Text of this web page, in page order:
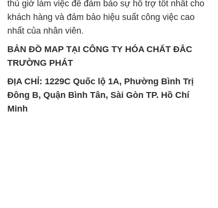
thủ giờ làm việc để đảm bảo sự hỗ trợ tốt nhất cho
khách hàng và đảm bảo hiệu suất công việc cao
nhất của nhân viên.
BẢN ĐỒ MAP TẠI CÔNG TY HÓA CHẤT ĐẮC
TRƯỜNG PHÁT
ĐỊA CHỈ: 1229C Quốc lộ 1A, Phường Bình Trị
Đông B, Quận Bình Tân, Sài Gòn TP. Hồ Chí
Minh